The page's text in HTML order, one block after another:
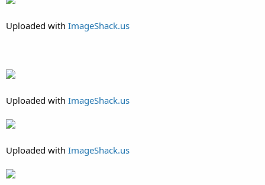
Uploaded with ImageShack.us
Uploaded with ImageShack.us
Uploaded with ImageShack.us